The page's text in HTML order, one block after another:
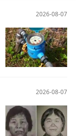
2026-08-07
2026-08-07